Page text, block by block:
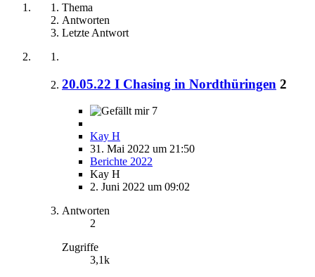
Thema
Antworten
Letzte Antwort
20.05.22 I Chasing in Nordthüringen 2
7
Kay H
31. Mai 2022 um 21:50
Berichte 2022
Kay H
2. Juni 2022 um 09:02
Antworten
2
Zugriffe
3,1k